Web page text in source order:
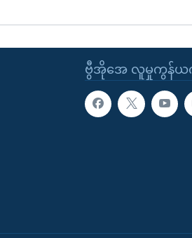
ဗွီအိုအေ လူမှုကွန်ယက်